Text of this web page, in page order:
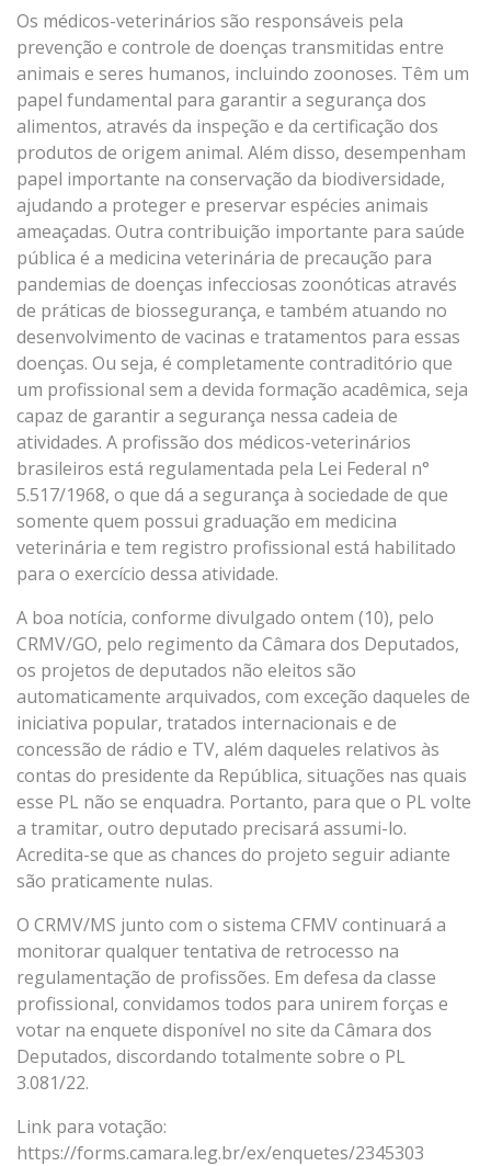
Os médicos-veterinários são responsáveis pela
prevenção e controle de doenças transmitidas entre
animais e seres humanos, incluindo zoonoses. Têm um
papel fundamental para garantir a segurança dos
alimentos, através da inspeção e da certificação dos
produtos de origem animal. Além disso, desempenham
papel importante na conservação da biodiversidade,
ajudando a proteger e preservar espécies animais
ameaçadas. Outra contribuição importante para saúde
pública é a medicina veterinária de precaução para
pandemias de doenças infecciosas zoonóticas através
de práticas de biossegurança, e também atuando no
desenvolvimento de vacinas e tratamentos para essas
doenças. Ou seja, é completamente contraditório que
um profissional sem a devida formação acadêmica, seja
capaz de garantir a segurança nessa cadeia de
atividades. A profissão dos médicos-veterinários
brasileiros está regulamentada pela Lei Federal n°
5.517/1968, o que dá a segurança à sociedade de que
somente quem possui graduação em medicina
veterinária e tem registro profissional está habilitado
para o exercício dessa atividade.
A boa notícia, conforme divulgado ontem (10), pelo
CRMV/GO, pelo regimento da Câmara dos Deputados,
os projetos de deputados não eleitos são
automaticamente arquivados, com exceção daqueles de
iniciativa popular, tratados internacionais e de
concessão de rádio e TV, além daqueles relativos às
contas do presidente da República, situações nas quais
esse PL não se enquadra. Portanto, para que o PL volte
a tramitar, outro deputado precisará assumi-lo.
Acredita-se que as chances do projeto seguir adiante
são praticamente nulas.
O CRMV/MS junto com o sistema CFMV continuará a
monitorar qualquer tentativa de retrocesso na
regulamentação de profissões. Em defesa da classe
profissional, convidamos todos para unirem forças e
votar na enquete disponível no site da Câmara dos
Deputados, discordando totalmente sobre o PL
3.081/22.
Link para votação:
https://forms.camara.leg.br/ex/enquetes/2345303